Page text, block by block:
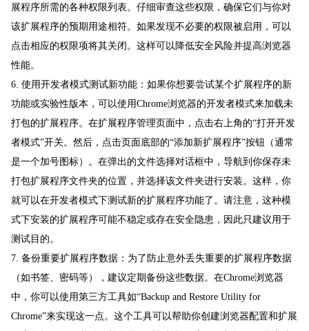
展程序所需的各种权限列表。仔细审查这些权限，确保它们与你对
该扩展程序的预期用途相符。如果发现不必要的权限被启用，可以
点击相应的权限项将其关闭。这样可以降低安全风险并提高浏览器
性能。
6. 使用开发者模式测试新功能：如果你想要尝试某个扩展程序的新
功能或实验性版本，可以使用Chrome浏览器的开发者模式来加载未
打包的扩展程序。在扩展程序管理页面中，点击右上角的“打开开发
者模式”开关。然后，点击页面底部的“添加新扩展程序”按钮（通常
是一个加号图标）。在弹出的文件选择对话框中，导航到你保存未
打包扩展程序文件夹的位置，并选择该文件夹进行安装。这样，你
就可以在开发者模式下测试新的扩展程序功能了。请注意，这种模
式下安装的扩展程序可能不稳定或存在安全隐患，因此只建议用于
测试目的。
7. 备份重要扩展程序数据：为了防止意外丢失重要的扩展程序数据
（如书签、密码等），建议定期备份这些数据。在Chrome浏览器
中，你可以使用第三方工具如“Backup and Restore Utility for
Chrome”来实现这一点。这个工具可以帮助你创建浏览器配置和扩展